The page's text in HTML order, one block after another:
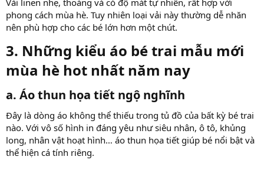
phong cách mùa hè. Tuy nhiên loại vải này thường dễ nhăn
nên phù hợp cho các bé lớn hơn một chút.
3. Những kiểu áo bé trai mẫu mới
mùa hè hot nhất năm nay
a. Áo thun họa tiết ngộ nghĩnh
Đây là dòng áo không thể thiếu trong tủ đồ của bất kỳ bé trai
nào. Với vô số hình in đáng yêu như siêu nhân, ô tô, khủng
long, nhân vật hoạt hình… áo thun họa tiết giúp bé nổi bật và
thể hiện cá tính riêng.